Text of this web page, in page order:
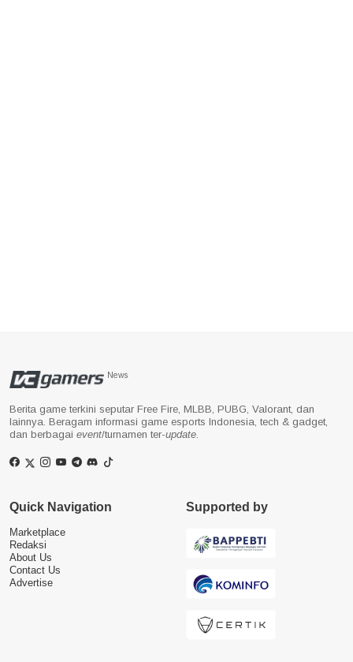
News
Berita game terkini seputar Free Fire, MLBB, PUBG, Valorant, dan
lainnya. Beragam informasi game esports Indonesia, tech & gadget,
dan berbagai event/turnamen ter-update.
Quick Navigation
Marketplace
Redaksi
About Us
Contact Us
Advertise
Supported by